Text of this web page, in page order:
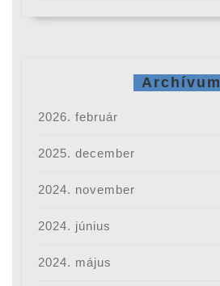
Archívum
2026. február
2025. december
2024. november
2024. június
2024. május